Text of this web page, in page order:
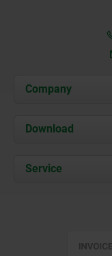
Company
About us
Contact
Download
Documents
Service